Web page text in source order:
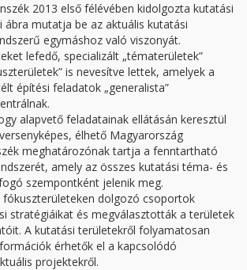
2013 első félévében kidolgozta kutatási
ábra mutatja be az aktuális kutatási
egymáshoz való viszonyát.
lefedő, specializált „tématerületek”
is nevesítve lettek, amelyek a
építési feladatok „generalista”
alapvető feladatainak ellátásán keresztül
élhető Magyarország
meghatározónak tartja a fenntartható
amely az összes kutatási téma- és
szempontként jelenik meg.
fókuszterületeken dolgozó csoportok
stratégiáikat és megválasztották a területek
A kutatási területekről folyamatosan
érhetők el a kapcsolódó
projektekről.